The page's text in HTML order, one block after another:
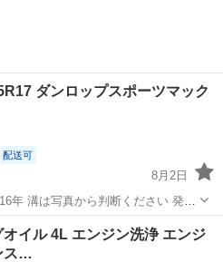
ダンロップスポーツマック
配送可
8月2日
イヤ、ホイール ダンロップ
ンジン洗浄 エンジ
ス…